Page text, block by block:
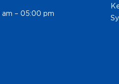
am – 05:00 pm